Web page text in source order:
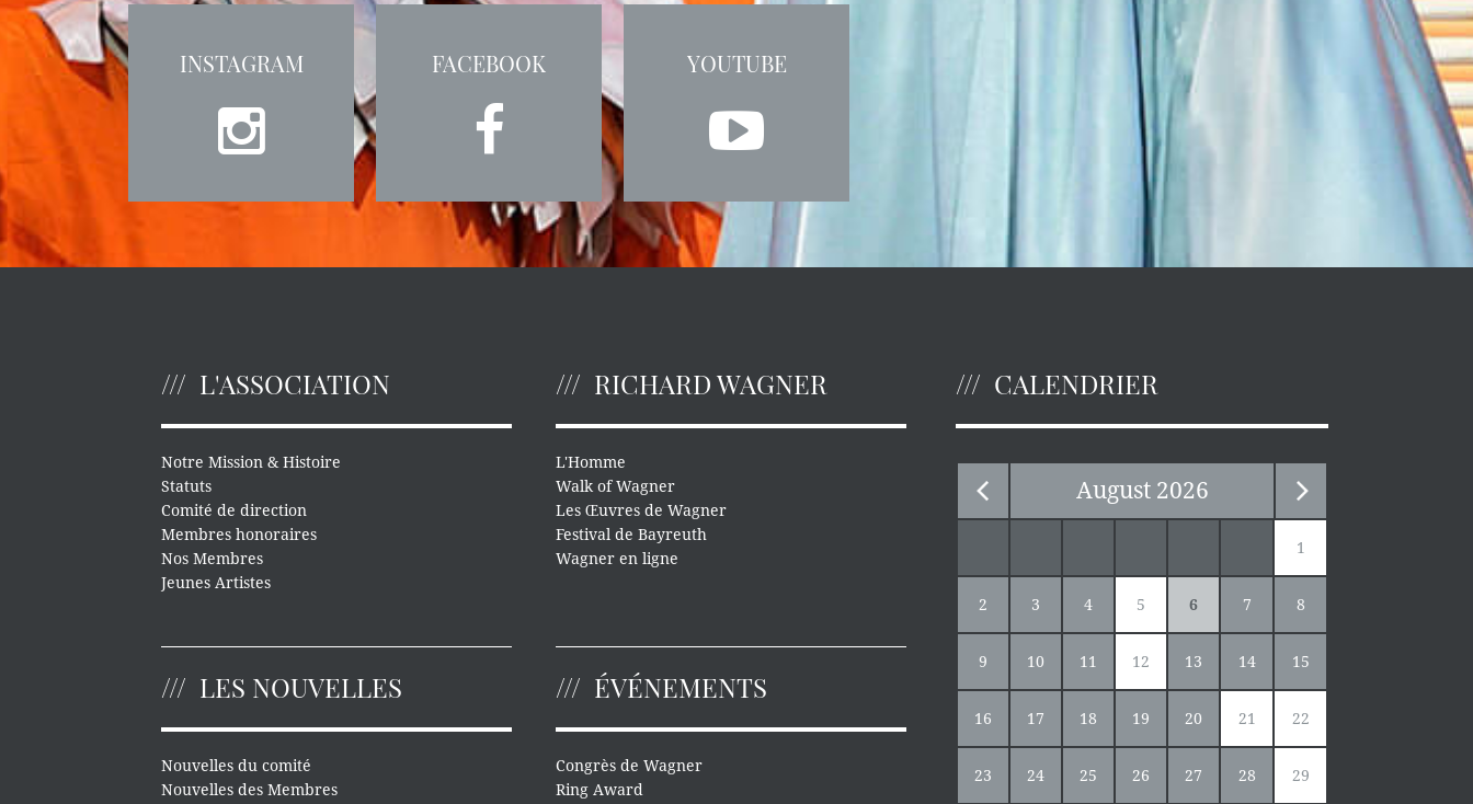
INSTAGRAM FACEBOOK YOUTUBE
L'ASSOCIATION
Notre Mission & Histoire
Statuts
Comité de direction
Membres honoraires
Nos Membres
Jeunes Artistes
RICHARD WAGNER
L'Homme
Walk of Wagner
Les Œuvres de Wagner
Festival de Bayreuth
Wagner en ligne
LES NOUVELLES
Nouvelles du comité
Nouvelles des Membres
ÉVÉNEMENTS
Congrès de Wagner
Ring Award
CALENDRIER
August 2026
1
2 3 4 5 6 7 8
9 10 11 12 13 14 15
16 17 18 19 20 21 22
23 24 25 26 27 28 29